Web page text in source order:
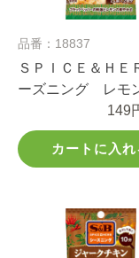
品番：18837
ＳＰＩＣＥ＆ＨＥ
ーズニング レモ
パーチキン １２
149
カートに入れ